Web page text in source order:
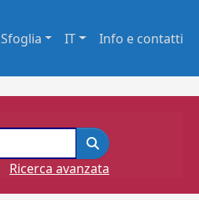
Sfoglia IT Info e contatti
Ricerca avanzata